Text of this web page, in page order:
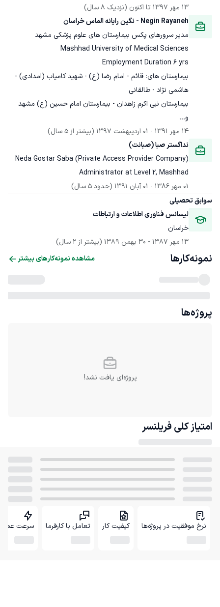
13 مهر 1397
تا اکنون (نزدیک 8 سال)
Negin Rayaneh - نگین رایانه الماس خراسان
بیمارستان های: قائم - امام رضا (ع) - شهید کامیاب (امدادی) -
و...
14 مهر 1391
- 01 اردیبهشت 1397
(بیشتر از 5 سال)
نداگستر صبا (صبانت)
Administrator at Level 2, Mashhad
01 مهر 1386
- 01 آبان 1391
(حدود 5 سال)
سوابق تحصیلی
لیسانس فناوری اطلاعات و ارتباطات
خراسان
13 مهر 1387
- 30 بهمن 1389 (بیشتر از 2 سال)
نمونه‌کارها مشاهده نمونه‌کارهای بیشتر
پروژه‌ها
پروژه‌ای یافت نشد!
امتیاز کلی فریلنسر
نرخ موفقیت در پروژه‌ها کیفیت کار تعامل با کارفرما سرعت عمل